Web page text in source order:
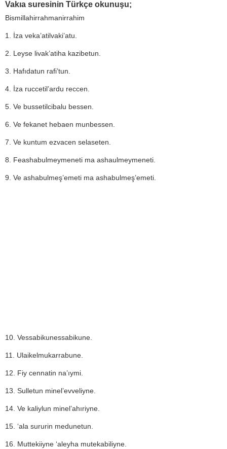
Vakıa suresinin Türkçe okunuşu;
Bismillahirrahmanirrahim
1. İza veka’atilvaki’atu.
2. Leyse livak’atiha kazibetun.
3. Hafıdatun rafi’tun.
4. İza ruccetil’ardu reccen.
5. Ve bussetilcibalu bessen.
6. Ve fekanet hebaen munbessen.
7. Ve kuntum ezvacen selaseten.
8. Feashabulmeymeneti ma ashaulmeymeneti.
9. Ve ashabulmeş’emeti ma ashabulmeş’emeti.
10. Vessabikunessabikune.
11. Ulaikelmukarrabune.
12. Fiy cennatin na’ıymi.
13. Sulletun minel’evveliyne.
14. Ve kaliylun minel’ahıriyne.
15. ‘ala sururin medunetun.
16. Muttekiiyne ‘aleyha mutekabiliyne.